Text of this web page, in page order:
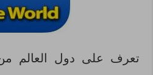
تعرف على دول العالم من